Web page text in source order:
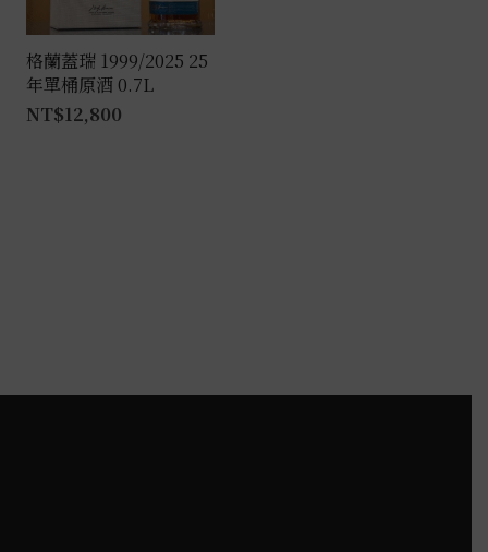
格蘭蓋瑞 1999/2025 25
年單桶原酒 0.7L
NT$12,800